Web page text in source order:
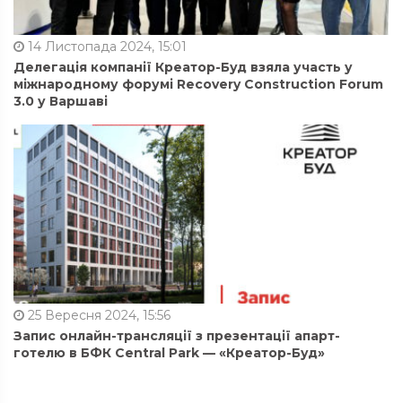
14 Листопада 2024, 15:01
Делегація компанії Креатор-Буд взяла участь у
міжнародному форумі Recovery Construction Forum
3.0 у Варшаві
25 Вересня 2024, 15:56
Запис онлайн-трансляції з презентації апарт-
готелю в БФК Central Park — «Креатор-Буд»